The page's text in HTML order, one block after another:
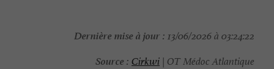
Dernière mise à jour : 13/06/2026 à 03:24:22
Source : Cirkwi | OT Médoc Atlantique